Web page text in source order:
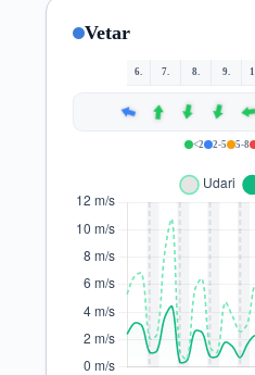
Vetar
6. 7. 8. 9.